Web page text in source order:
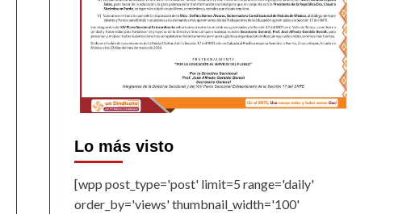
Lo más visto
[wpp post_type='post' limit=5 range='daily'
order_by='views' thumbnail_width='100'